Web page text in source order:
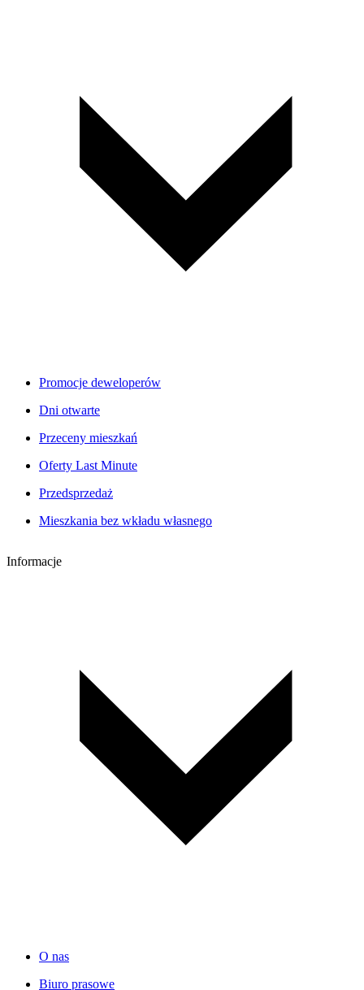
Promocje deweloperów
Dni otwarte
Przeceny mieszkań
Oferty Last Minute
Przedsprzedaż
Mieszkania bez wkładu własnego
Informacje
O nas
Biuro prasowe